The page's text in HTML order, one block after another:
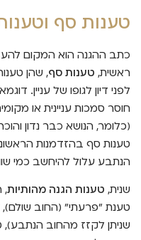
טענות סף
כתב ההגנה הוא המקום
ראשית, טענות סף, שהן
לפני דיון לגופו של עניין.
חוסר סמכות עניינית או
(כלומר, הנושא כבר נדון
טענות סף בהזדמנות
הנתבע עלול להיחשב כמי
שנית, טענות הגנה מהותיות,
טענת "פרעתי" (החוב שולם),
שניתן לקזז מהחוב הנתבע),